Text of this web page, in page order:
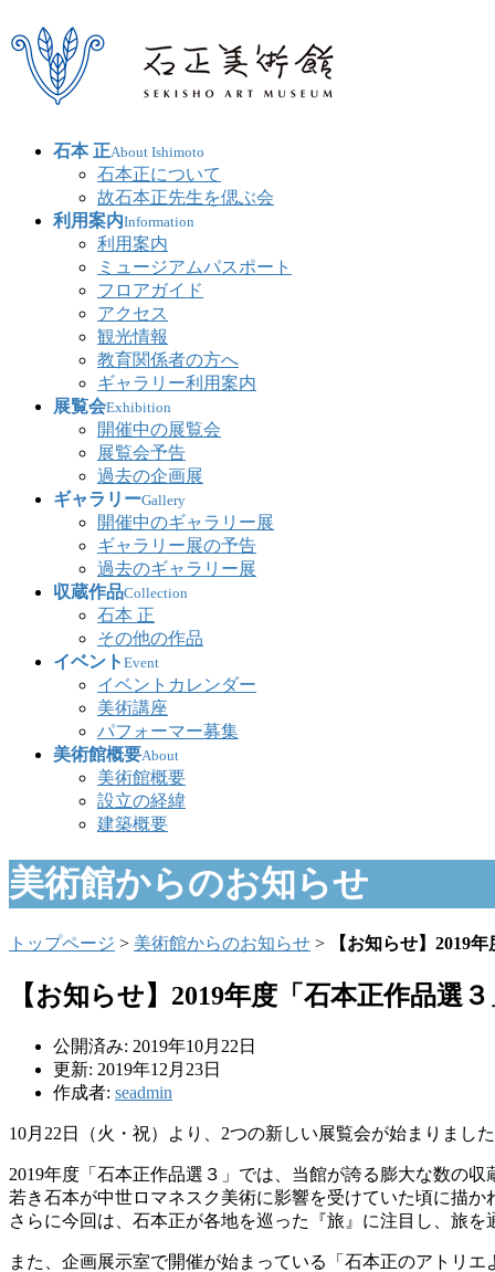
石本 正About Ishimoto
石本正について
故石本正先生を偲ぶ会
利用案内Information
利用案内
ミュージアムパスポート
フロアガイド
アクセス
観光情報
教育関係者の方へ
ギャラリー利用案内
展覧会Exhibition
開催中の展覧会
展覧会予告
過去の企画展
ギャラリーGallery
開催中のギャラリー展
ギャラリー展の予告
過去のギャラリー展
収蔵作品Collection
石本 正
その他の作品
イベント Event
イベントカレンダー
美術講座
パフォーマー募集
美術館概要About
美術館概要
設立の経緯
建築概要
美術館からのお知らせ
トップページ > 美術館からのお知らせ > 【お知らせ】2019
【お知らせ】2019年度「石本正作品
公開済み: 2019年10月22日
更新: 2019年12月23日
作成者: seadmin
10月22日（火・祝）より、2つの新しい展覧会が始まりまし
2019年度「石本正作品選３」では、当館が誇る膨大な数の
若き石本が中世ロマネスク美術に影響を受けていた頃に描
さらに今回は、石本正が各地を巡った『旅』に注目し、旅
また、企画展示室で開催が始まっている「石本正のアトリ